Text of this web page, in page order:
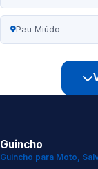
Pau Miúdo
Guincho
Guincho para Moto,